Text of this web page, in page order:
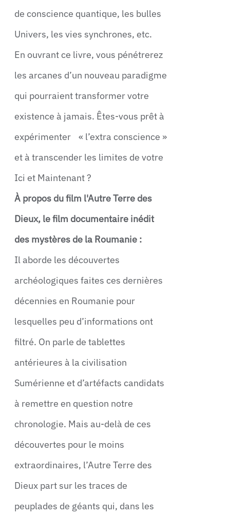
de conscience quantique, les bulles
Univers, les vies synchrones, etc.
En ouvrant ce livre, vous pénétrerez
les arcanes d’un nouveau paradigme
qui pourraient transformer votre
existence à jamais. Êtes-vous prêt à
expérimenter « l’extra conscience »
et à transcender les limites de votre
Ici et Maintenant ?
À propos du film l'Autre Terre des
Dieux, le film documentaire inédit
des mystères de la Roumanie :
Il aborde les découvertes
archéologiques faites ces dernières
décennies en Roumanie pour
lesquelles peu d’informations ont
filtré. On parle de tablettes
antérieures à la civilisation
Sumérienne et d’artéfacts candidats
à remettre en question notre
chronologie. Mais au-delà de ces
découvertes pour le moins
extraordinaires, l’Autre Terre des
Dieux part sur les traces de
peuplades de géants qui, dans les